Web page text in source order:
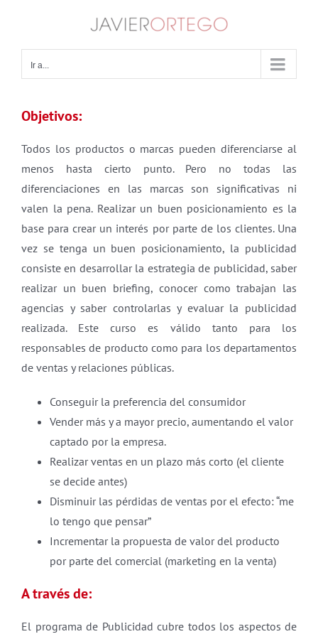
contenido
Ir a...
Objetivos:
Todos los productos o marcas pueden diferenciarse al
menos hasta cierto punto. Pero no todas las
diferenciaciones en las marcas son significativas ni
valen la pena. Realizar un buen posicionamiento es la
base para crear un interés por parte de los clientes. Una
vez se tenga un buen posicionamiento, la publicidad
consiste en desarrollar la estrategia de publicidad, saber
realizar un buen briefing, conocer como trabajan las
agencias y saber controlarlas y evaluar la publicidad
realizada. Este curso es válido tanto para los
responsables de producto como para los departamentos
de ventas y relaciones públicas.
Conseguir la preferencia del consumidor
Vender más y a mayor precio, aumentando el valor
captado por la empresa.
Realizar ventas en un plazo más corto (el cliente
se decide antes)
Disminuir las pérdidas de ventas por el efecto: “me
lo tengo que pensar”
Incrementar la propuesta de valor del producto
por parte del comercial (marketing en la venta)
A través de:
El programa de Publicidad cubre todos los aspectos de